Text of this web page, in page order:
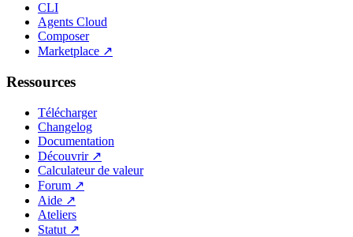
CLI
Agents Cloud
Composer
Marketplace ↗
Ressources
Télécharger
Changelog
Documentation
Découvrir↗
Calculateur de valeur
Forum ↗
Aide ↗
Ateliers
Statut ↗